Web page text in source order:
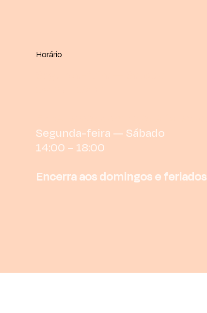
Horário
Segunda-feira — Sábado
14:00 – 18:00
Encerra aos domingos e feriados